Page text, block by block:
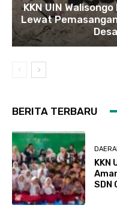
KKN UIN
Lewat
BERITA TERBARU
KKN
SDN